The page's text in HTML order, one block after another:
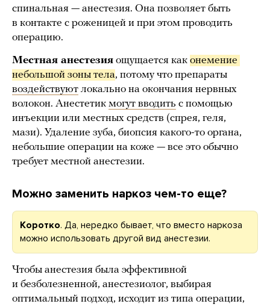
спинальная — анестезия. Она позволяет быть
в контакте с роженицей и при этом проводить
операцию.
Местная анестезия ощущается как онемение
небольшой зоны тела, потому что препараты
воздействуют локально на окончания нервных
волокон. Анестетик могут вводить с помощью
инъекции или местных средств (спрея, геля,
мази). Удаление зуба, биопсия какого-то органа,
небольшие операции на коже — все это обычно
требует местной анестезии.
Можно заменить наркоз чем-то еще?
Коротко. Да, нередко бывает, что вместо наркоза
можно использовать другой вид анестезии.
Чтобы анестезия была эффективной
и безболезненной, анестезиолог, выбирая
оптимальный подход, исходит из типа операции,